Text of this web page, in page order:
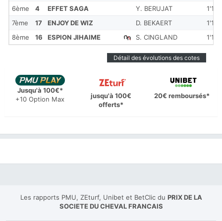
6ème
4 EFFET SAGA Y. BERUJAT
7ème
17 ENJOY DE WIZ D. BEKAERT
8ème
16 ESPION JIHAIME S. CINGLAND
Détail des évolutions des cotes
Jusqu'à 100€*
+10 Option Max
jusqu'à 100€
offerts*
20€ remboursés*
Les rapports PMU, ZEturf, Unibet et BetClic du PRIX DE LA
SOCIETE DU CHEVAL FRANCAIS